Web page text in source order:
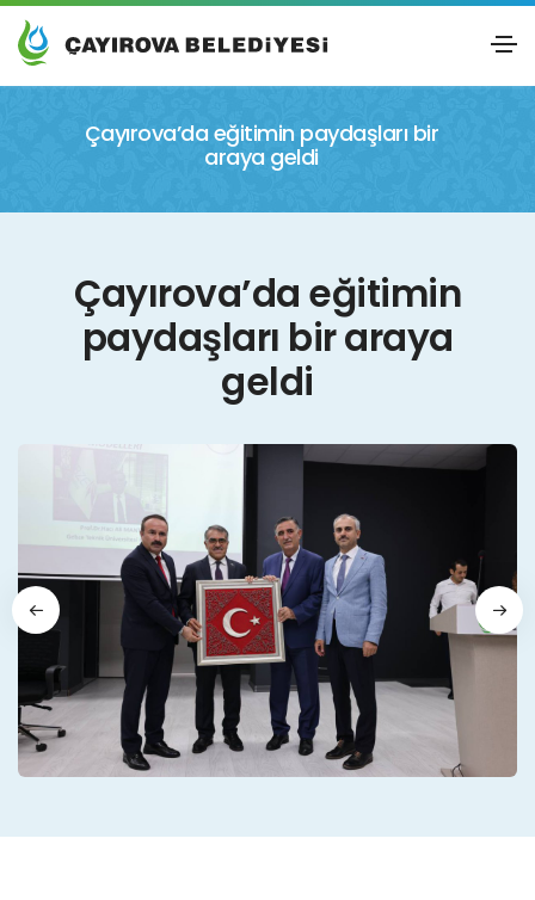
Çayırova’da eğitimin paydaşları bir
araya geldi
Çayırova’da eğitimin
paydaşları bir araya
geldi